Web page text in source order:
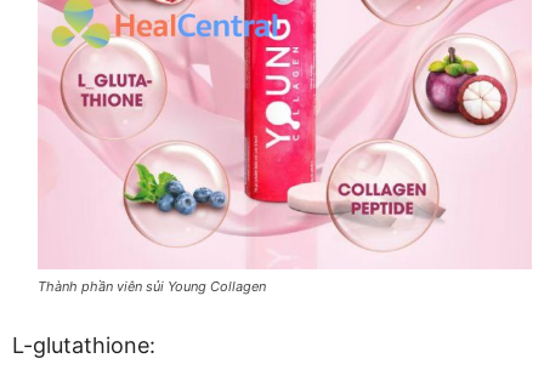
Thành phần viên sủi Young Collagen
L-glutathione: